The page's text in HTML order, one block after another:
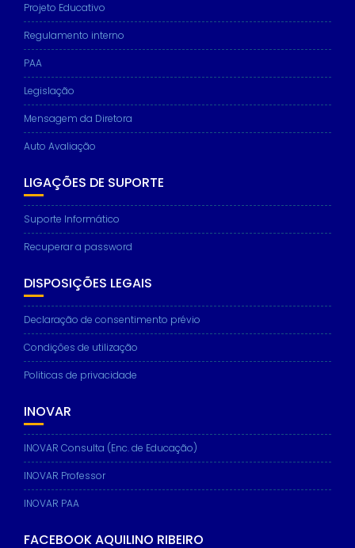
Projeto Educativo
Regulamento interno
PAA
Legislação
Mensagem da Diretora
Auto Avaliação
LIGAÇÕES DE SUPORTE
Suporte Informático
Recuperar a password
DISPOSIÇÕES LEGAIS
Declaração de consentimento prévio
Condições de utilização
Politicas de privacidade
INOVAR
INOVAR Consulta (Enc. de Educação)
INOVAR Professor
INOVAR PAA
FACEBOOK AQUILINO RIBEIRO